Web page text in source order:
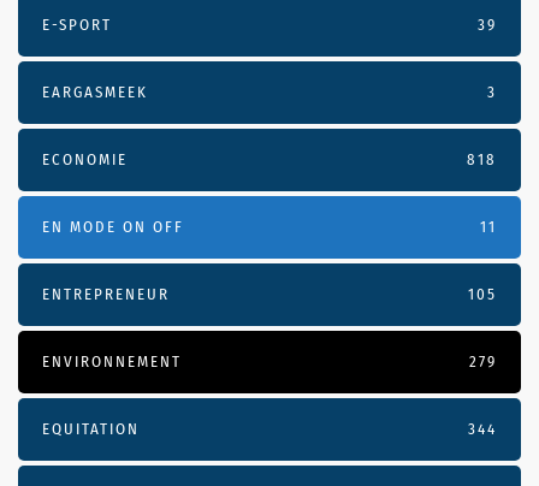
E-SPORT 39
EARGASMEEK 3
ECONOMIE 818
EN MODE ON OFF 11
ENTREPRENEUR 105
ENVIRONNEMENT 279
EQUITATION 344